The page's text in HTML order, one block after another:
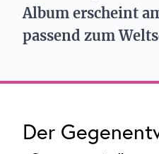
Album erscheint
passend zum
Der